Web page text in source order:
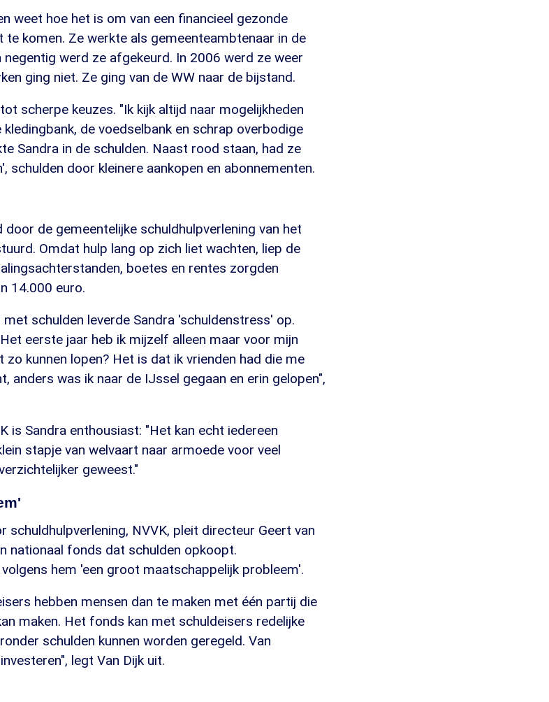
weet hoe het is om van een financieel gezonde
komen. Ze werkte als gemeenteambtenaar in de
negentig werd ze afgekeurd. In 2006 werd ze weer
ging niet. Ze ging van de WW naar de bijstand.
scherpe keuzes. "Ik kijk altijd naar mogelijkheden
de voedselbank en schrap overbodige
Sandra in de schulden. Naast rood staan, had ze
schulden door kleinere aankopen en abonnementen.
de gemeentelijke schuldhulpverlening van het
Omdat hulp lang op zich liet wachten, liep de
boetes en rentes zorgden
14.000 euro.
schulden leverde Sandra 'schuldenstress' op.
eerste jaar heb ik mijzelf alleen maar voor mijn
kunnen lopen? Het is dat ik vrienden had die me
anders was ik naar de IJssel gegaan en erin gelopen",
is Sandra enthousiast: "Het kan echt iedereen
stapje van welvaart naar armoede voor veel
geweest."
schuldhulpverlening, NVVK, pleit directeur Geert van
nationaal fonds dat schulden opkoopt.
hem 'een groot maatschappelijk probleem'.
hebben mensen dan te maken met één partij die
maken. Het fonds kan met schuldeisers redelijke
schulden kunnen worden geregeld. Van
legt Van Dijk uit.